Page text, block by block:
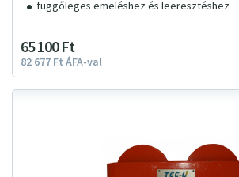
függőleges emeléshez és leeresztéshez
65100Ft
82 677 Ft ÁFA-val